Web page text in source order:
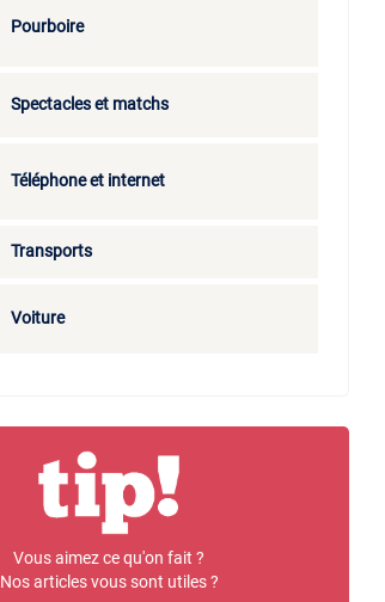
Pourboire
Spectacles et matchs
Téléphone et internet
Transports
Voiture
Vous aimez ce qu'on fait ?
Nos articles vous sont utiles ?